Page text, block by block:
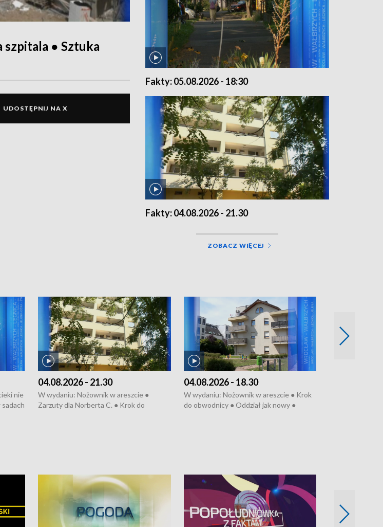
szpitala ● Sztuka
UDOSTĘPNIJ NA X
Fakty: 05.08.2026 - 18:30
Fakty: 04.08.2026 - 21.30
ZOBACZ WIĘCEJ
nie
04.08.2026 - 21.30
W wydaniu: Nożownik w areszcie ●
Zarzuty dla Norberta C. ● Krok do
04.08.2026 - 18.30
W wydaniu: Nożownik w areszcie ● Krok
do obwodnicy ● Oddział jak nowy ●